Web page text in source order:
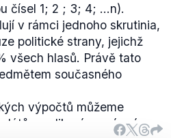
čísel 1; 2 ; 3; 4; ...n).
v rámci jednoho skrutinia,
politické strany, jejichž
všech hlasů. Právě tato
současného
výpočtů můžeme
s aplikací uzavírací